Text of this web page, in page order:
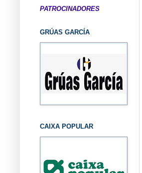
PATROCINADORES
GRÚAS GARCÍA
CAIXA POPULAR